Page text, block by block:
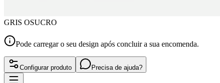
GRIS OSUCRO
Pode carregar o seu design após concluir a sua encomenda.
Configurar produto Precisa de ajuda?